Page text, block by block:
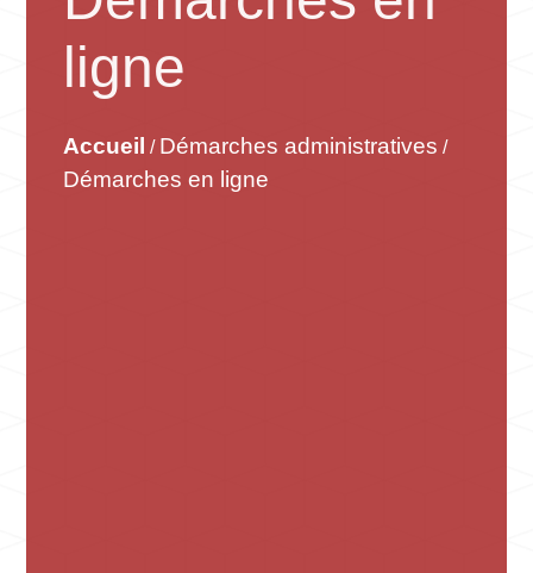
ligne
Accueil / Démarches administratives /
Démarches en ligne